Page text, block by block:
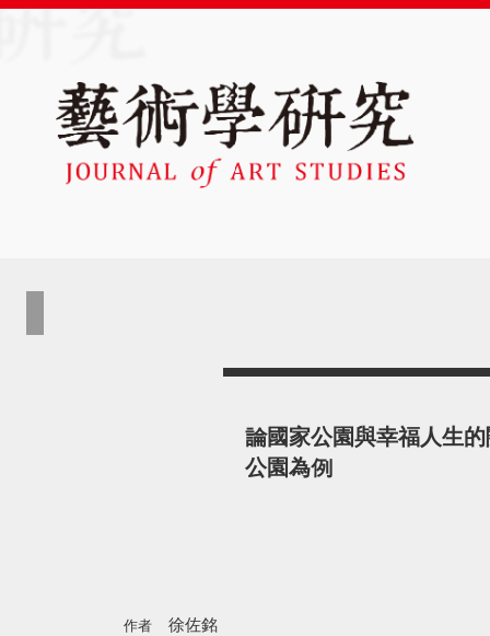
論國家公園與幸福人生
公園為例
作者 徐佐銘